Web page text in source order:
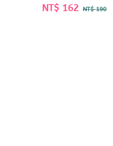
Sale
NT$ 162 Regular
NT$ 190